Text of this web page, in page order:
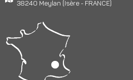
38240 Meylan (Isère - FRANCE)